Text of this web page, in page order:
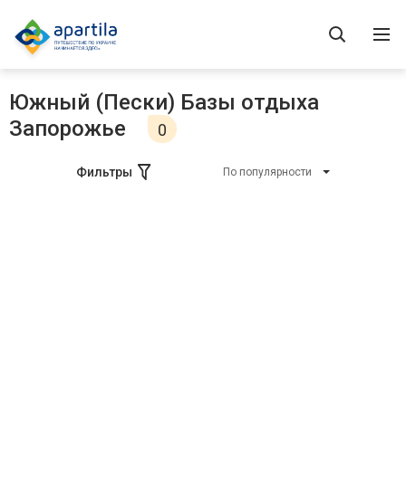
Южный (Пески) Базы отдыха
Запорожье
0
Фильтры По популярности